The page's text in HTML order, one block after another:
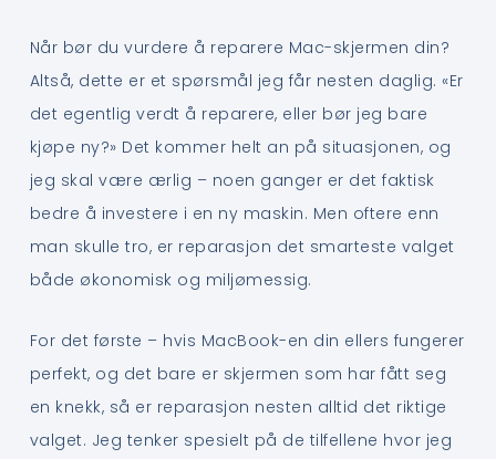
Når bør du vurdere å reparere Mac-skjermen din?
Altså, dette er et spørsmål jeg får nesten daglig. «Er
det egentlig verdt å reparere, eller bør jeg bare
kjøpe ny?» Det kommer helt an på situasjonen, og
jeg skal være ærlig – noen ganger er det faktisk
bedre å investere i en ny maskin. Men oftere enn
man skulle tro, er reparasjon det smarteste valget
både økonomisk og miljømessig.
For det første – hvis MacBook-en din ellers fungerer
perfekt, og det bare er skjermen som har fått seg
en knekk, så er reparasjon nesten alltid det riktige
valget. Jeg tenker spesielt på de tilfellene hvor jeg